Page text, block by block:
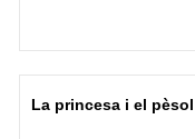
La princesa i el pèsol